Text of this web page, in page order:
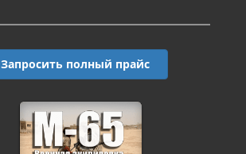
Запросить полный прайс